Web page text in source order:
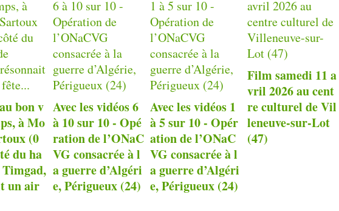
bon v
à Mo
(0
du ha
Timgad,
un air
Avec les vidéos 6
à 10 sur 10 - Opé
ration de l’ONaC
VG consacrée à l
a guerre d’Algéri
e, Périgueux (24)
Avec les vidéos 1
à 5 sur 10 - Opér
ation de l’ONaC
VG consacrée à l
a guerre d’Algéri
e, Périgueux (24)
Film samedi 11 a
vril 2026 au cent
re culturel de Vil
leneuve-sur-Lot
(47)